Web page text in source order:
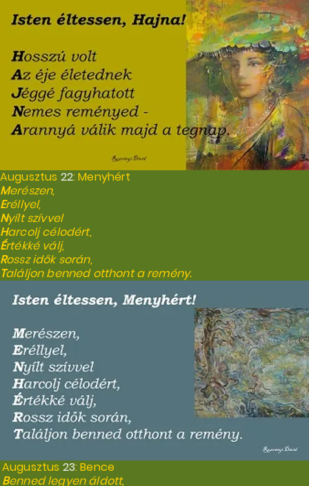
Augusztus 22: Menyhért
Merészen,
Eréllyel,
Nyílt szívvel
Harcolj célodért,
Értékké válj,
Rossz idők során,
Találjon benned otthont a remény.
Augusztus 23: Bence
Benned legyen áldott,